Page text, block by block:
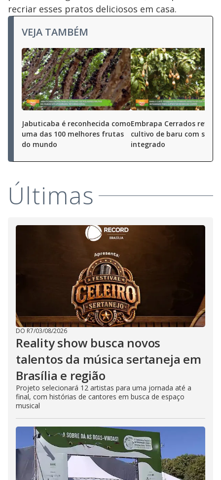
recriar esses pratos deliciosos em casa.
VEJA TAMBÉM
Jabuticaba é reconhecida como
uma das 100 melhores frutas
do mundo
Embrapa Cerrados
cultivo de baru com
integrado
Últimas
DO R7/03/08/2026
Reality show busca novos
talentos da música sertaneja em
Brasília e região
Projeto selecionará 12 artistas para uma jornada até a
final, com histórias de cantores em busca de espaço
musical